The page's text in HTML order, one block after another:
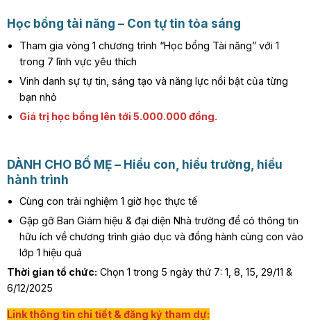
Học bổng tài năng – Con tự tin tỏa sáng
Tham gia vòng 1 chương trình “Học bổng Tài năng” với 1
trong 7 lĩnh vực yêu thích
Vinh danh sự tự tin, sáng tạo và năng lực nổi bật của từng
bạn nhỏ
Giá trị học bổng lên tới 5.000.000 đồng.
DÀNH CHO BỐ MẸ – Hiểu con, hiểu trường, hiểu
hành trình
Cùng con trải nghiệm 1 giờ học thực tế
Gặp gỡ Ban Giám hiệu & đại diện Nhà trường để có thông tin
hữu ích về chương trình giáo dục và đồng hành cùng con vào
lớp 1 hiệu quả
Thời gian tổ chức: Chọn 1 trong 5 ngày thứ 7: 1, 8, 15, 29/11 &
6/12/2025
Link thông tin chi tiết & đăng ký tham dự: